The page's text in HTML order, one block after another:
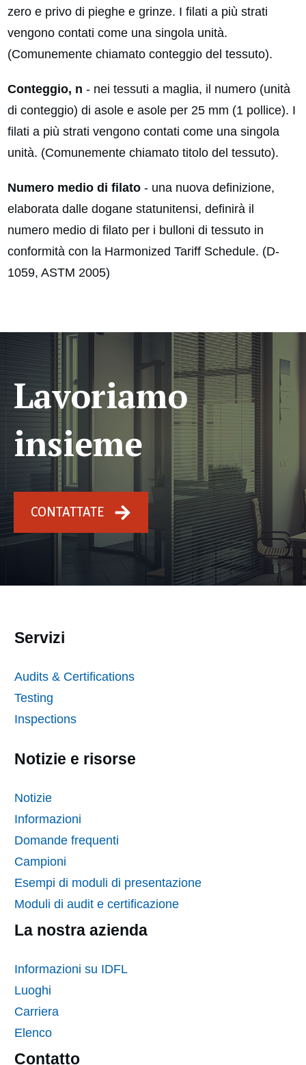
zero e privo di pieghe e grinze. I filati a più strati
vengono contati come una singola unità.
(Comunemente chiamato conteggio del tessuto).
Conteggio, n - nei tessuti a maglia, il numero (unità
di conteggio) di asole e asole per 25 mm (1 pollice). I
filati a più strati vengono contati come una singola
unità. (Comunemente chiamato titolo del tessuto).
Numero medio di filato - una nuova definizione,
elaborata dalle dogane statunitensi, definirà il
numero medio di filato per i bulloni di tessuto in
conformità con la Harmonized Tariff Schedule. (D-
1059, ASTM 2005)
Lavoriamo
insieme
CONTATTATE
Servizi
Audits & Certifications
Testing
Inspections
Notizie e risorse
Notizie
Informazioni
Domande frequenti
Campioni
Esempi di moduli di presentazione
Moduli di audit e certificazione
La nostra azienda
Informazioni su IDFL
Luoghi
Carriera
Elenco
Contatto